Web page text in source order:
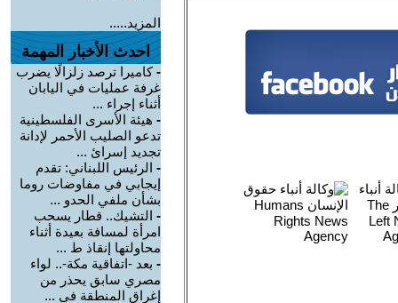
المزيد.....
احدث الأخبار المهمة
-كاميرا ترصد زلزالًا يضرب
غرفة عمليات في اليابان
أثناء إجراء ...
- هيئة الأسرى الفلسطينية
تدعو الصليب الأحمر لإدانة
تجديد إسرائ ...
- الرئيس اللبناني: تقدم
إيجابي في مفاوضات روما
بشأن ملفي الحدو ...
- التشيك.. قطار يسحب
امرأة لمسافة بعيدة أثناء
محاولتها إنقاذ ط ...
- بعد -اتفاقية مكة-.. لواء
مصري سابق يحذر من
إغراق المنطقة في ...